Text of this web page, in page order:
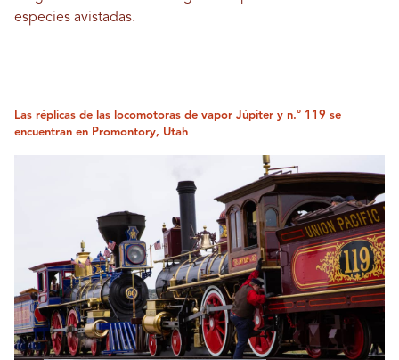
especies avistadas.
Las réplicas de las locomotoras de vapor Júpiter y n.° 119 se
encuentran en Promontory, Utah